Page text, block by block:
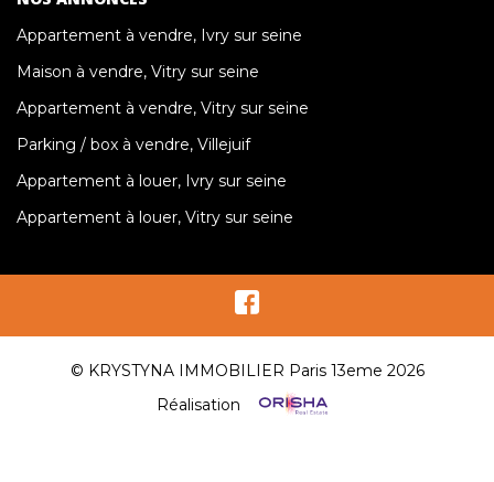
Appartement à vendre, Ivry sur seine
Maison à vendre, Vitry sur seine
Appartement à vendre, Vitry sur seine
Parking / box à vendre, Villejuif
Appartement à louer, Ivry sur seine
Appartement à louer, Vitry sur seine
© KRYSTYNA IMMOBILIER Paris 13eme 2026
Réalisation